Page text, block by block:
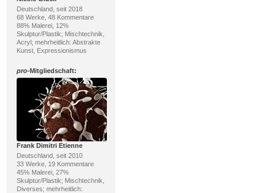
Deutschland, seit 2018
68 Werke, 48 Kommentare
88% Malerei, 12%
Skulptur/Plastik; Mischtechnik,
Acryl; mehrheitlich: Abstrakte
Kunst, Expressionismus
pro-Mitgliedschaft:
Frank Dimitri Etienne
Deutschland, seit 2010
33 Werke, 19 Kommentare
45% Malerei, 27%
Skulptur/Plastik; Mischtechnik,
Diverses; mehrheitlich: